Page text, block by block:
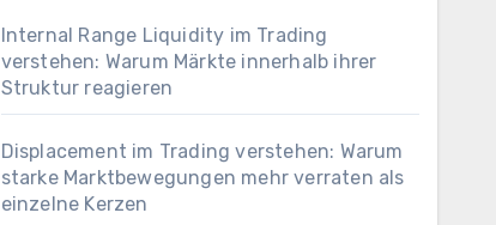
Internal Range Liquidity im Trading
verstehen: Warum Märkte innerhalb ihrer
Struktur reagieren
Displacement im Trading verstehen: Warum
starke Marktbewegungen mehr verraten als
einzelne Kerzen